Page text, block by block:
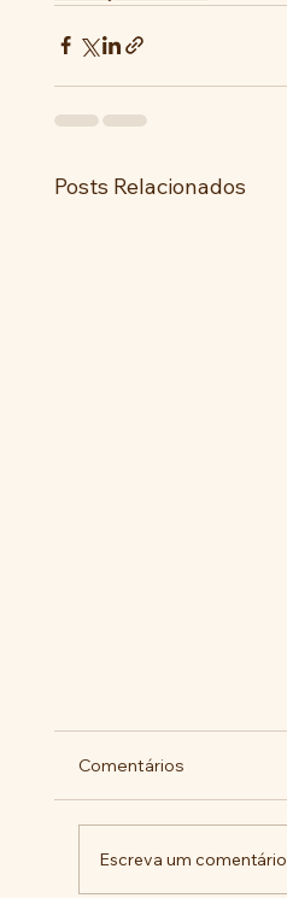
Posts Relacionados
Comentários
Escreva um comentário